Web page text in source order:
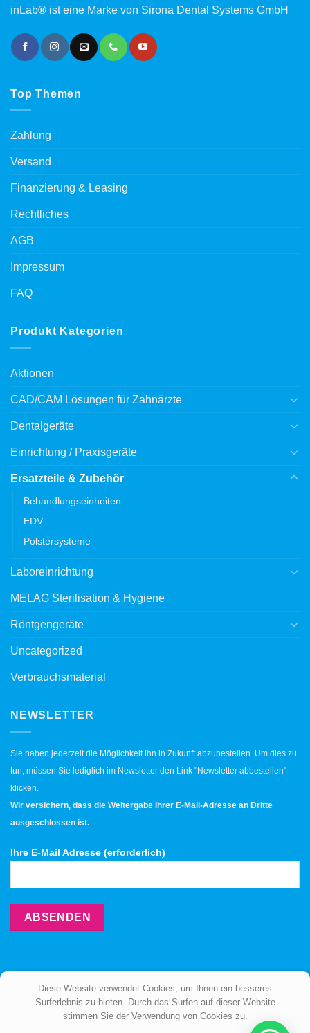
inLab® ist eine Marke von Sirona Dental Systems GmbH
Top Themen
Zahlung
Versand
Finanzierung & Leasing
Rechtliches
AGB
Impressum
FAQ
Produkt Kategorien
Aktionen
CAD/CAM Lösungen für Zahnärzte
Dentalgeräte
Einrichtung / Praxisgeräte
Ersatzteile & Zubehör
Behandlungseinheiten
EDV
Polstersysteme
Laboreinrichtung
MELAG Sterilisation & Hygiene
Röntgengeräte
Uncategorized
Verbrauchsmaterial
NEWSLETTER
Sie haben jederzeit die Möglichkeit ihn in Zukunft abzubestellen. Um dies zu
tun, müssen Sie lediglich im Newsletter den Link "Newsletter abbestellen"
klicken.
Wir versichern, dass die Weitergabe Ihrer E-Mail-Adresse an Dritte
ausgeschlossen ist.
Ihre E-Mail Adresse (erforderlich)
Diese Website verwendet Cookies, um Ihnen ein besseres
Surferlebnis zu bieten. Durch das Surfen auf dieser Website
stimmen Sie der Verwendung von Cookies zu.